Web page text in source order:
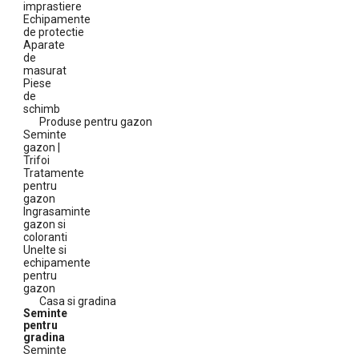
imprastiere
Echipamente
de protectie
Aparate
de
masurat
Piese
de
schimb
Produse pentru gazon
Seminte
gazon |
Trifoi
Tratamente
pentru
gazon
Ingrasaminte
gazon si
coloranti
Unelte si
echipamente
pentru
gazon
Casa si gradina
Seminte
pentru
gradina
Seminte